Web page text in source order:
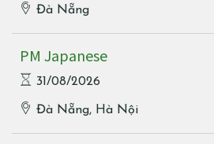
Đà Nẵng
PM Japanese
31/08/2026
Đà Nẵng, Hà Nội